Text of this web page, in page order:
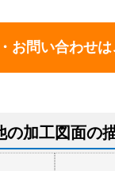
お問い合わせは
の加工図面の